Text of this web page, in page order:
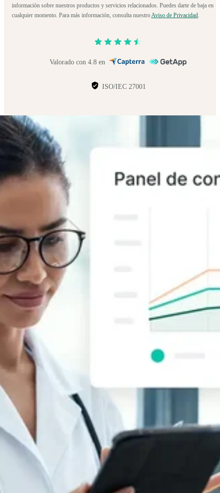
información sobre nuestros productos y servicios relacionados. Puedes darte de baja en
cualquier momento. Para más información, consulta nuestroAviso de Privacidad.
Valorado con 4.8 en
ISO/IEC 27001